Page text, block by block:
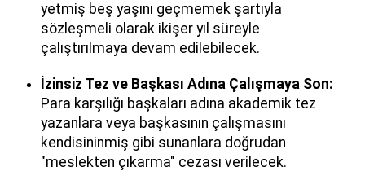
yetmiş beş yaşını geçmemek şartıyla
sözleşmeli olarak ikişer yıl süreyle
çalıştırılmaya devam edilebilecek.
İzinsiz Tez ve Başkası Adına Çalışmaya Son:
Para karşılığı başkaları adına akademik tez
yazanlara veya başkasının çalışmasını
kendisininmiş gibi sunanlara doğrudan
"meslekten çıkarma" cezası verilecek.